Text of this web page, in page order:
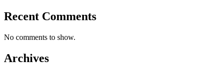
Recent Comments
No comments to show.
Archives